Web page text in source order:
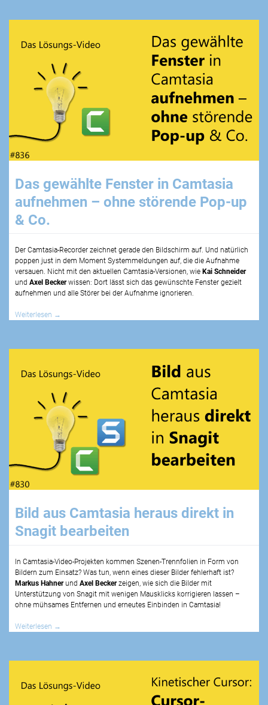
Das gewählte Fenster in Camtasia
aufnehmen – ohne störende Pop-up
& Co.
Der Camtasia-Recorder zeichnet gerade den Bildschirm auf. Und natürlich
poppen just in dem Moment Systemmeldungen auf, die die Aufnahme
versauen. Nicht mit den aktuellen Camtasia-Versionen, wie Kai Schneider
und Axel Beckerwissen: Dort lässt sich das gewünschte Fenster gezielt
aufnehmen und alle Störer bei der Aufnahme ignorieren.
Weiterlesen →
Bild aus Camtasia heraus direkt in
Snagit bearbeiten
In Camtasia-Video-Projekten kommen Szenen-Trennfolien in Form von
Bildern zum Einsatz? Was tun, wenn eines dieser Bilder fehlerhaft ist?
Markus Hahnerund Axel Beckerzeigen, wie sich die Bilder mit
Unterstützung von Snagit mit wenigen Mausklicks korrigieren lassen –
ohne mühsames Entfernen und erneutes Einbinden in Camtasia!
Weiterlesen →